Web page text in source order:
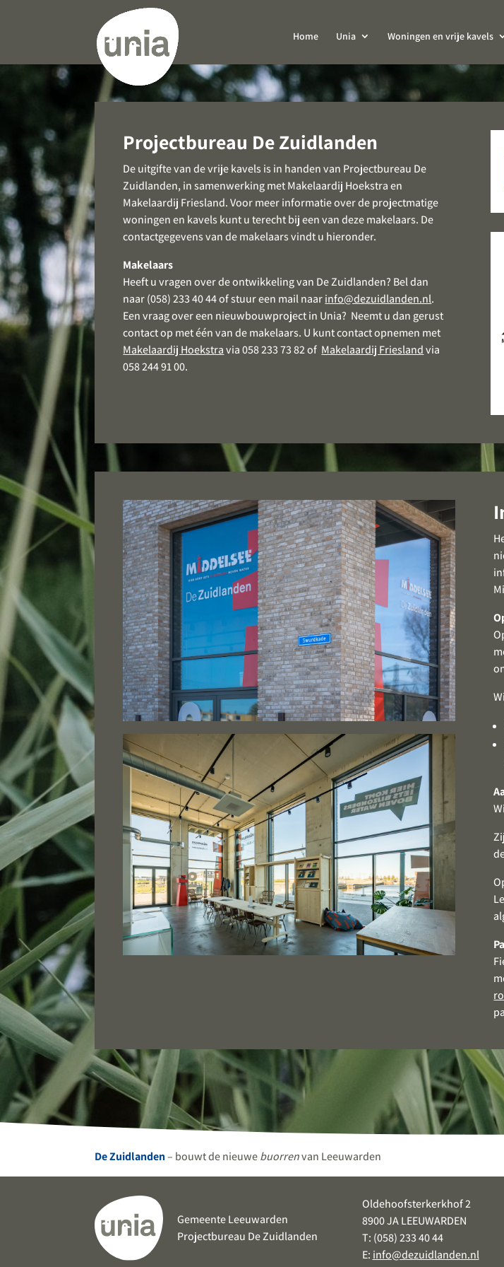
Home Unia Woningen en vrije kavels
Projectbureau De Zuidlanden
De uitgifte van de vrije kavels is in handen van Projectbureau De
Zuidlanden, in samenwerking met Makelaardij Hoekstra en
Makelaardij Friesland. Voor meer informatie over de projectmatige
woningen en kavels kunt u terecht bij een van deze makelaars. De
contactgegevens van de makelaars vindt u hieronder.
Makelaars
Heeft u vragen over de ontwikkeling van De Zuidlanden? Bel dan
naar (058) 233 40 44 of stuur een mail naarinfo@dezuidlanden.nl.
Een vraag over een nieuwbouwproject in Unia? Neemt u dan gerust
contact op met één van de makelaars. U kunt contact opnemen met
Makelaardij Hoekstravia 058 233 73 82 of Makelaardij Frieslandvia
058 244 91 00.
De Zuidlanden– bouwt de nieuwebuorrenvan Leeuwarden
Gemeente Leeuwarden
Projectbureau De Zuidlanden
Oldehoofsterkerkhof 2
8900 JA LEEUWARDEN
T: (058) 233 40 44
E: info@dezuidlanden.nl